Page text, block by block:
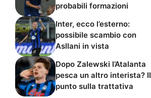
probabili formazioni
Inter, ecco l’esterno:
possibile scambio con
Asllani in vista
Dopo Zalewski l’Atalanta
pesca un altro interista? Il
punto sulla trattativa